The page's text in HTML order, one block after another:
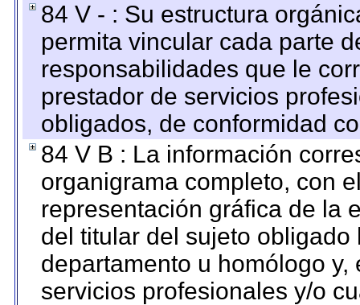
84 V - : Su estructura
permita vincular cada parte
responsabilidades que le
prestador de servicios
obligados, de conformidad
84 V B : La información
organigrama completo, con
representación gráfica de la
del titular del sujeto
departamento u homólogo
servicios profesionales y/o